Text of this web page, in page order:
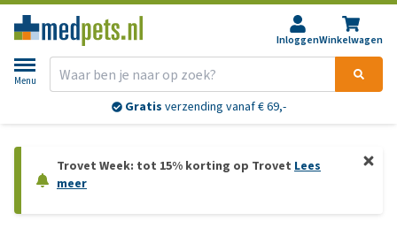
InloggenWinkelwagen
Menu
Gratis verzending vanaf € 69,-
Trovet Week: tot 15% korting op Trovet Lees
meer